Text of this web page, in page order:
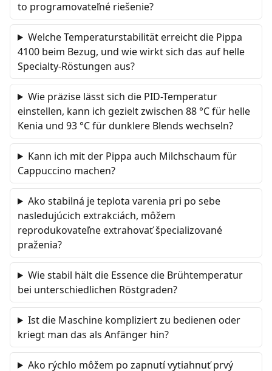
to programovateľné riešenie?
Welche Temperaturstabilität erreicht die Pippa
4100 beim Bezug, und wie wirkt sich das auf helle
Specialty-Röstungen aus?
Wie präzise lässt sich die PID-Temperatur
einstellen, kann ich gezielt zwischen 88 °C für helle
Kenia und 93 °C für dunklere Blends wechseln?
Kann ich mit der Pippa auch Milchschaum für
Cappuccino machen?
Ako stabilná je teplota varenia pri po sebe
nasledujúcich extrakciách, môžem
reprodukovateľne extrahovať špecializované
praženia?
Wie stabil hält die Essence die Brühtemperatur
bei unterschiedlichen Röstgraden?
Ist die Maschine kompliziert zu bedienen oder
kriegt man das als Anfänger hin?
Ako rýchlo môžem po zapnutí vytiahnuť prvý